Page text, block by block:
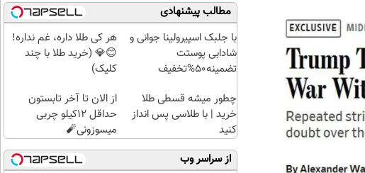
مطالب پیشنهادی
با جلبک اسپیرولینا جوانی و
شادابی پوستت
تضمینه50%تخفیف
هر کی طلا داره، غم نداره!
😊💎 (خرید طلا با چند
کلیک)
چطور میشه قسطی طلا
خرید | با طلاسی پس انداز
کنید
از الان تا آخر تابستون
حداقل 12کیلو چربی
میسوزونی🧨
از سراسر وب